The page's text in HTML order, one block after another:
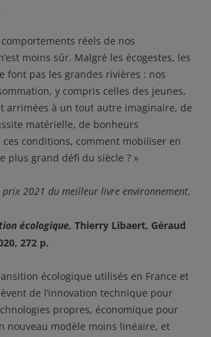
réels de nos
moins sûr. Malgré les écogestes, les
font pas les grandes rivières : nos
y compris celles des jeunes,
arrimées à un tout autre imaginaire, de
matérielle, de bonheurs
conditions, comment mobiliser en
plus grand défi du siècle ? »
prix 2021 du meilleur livre environnement.
écologique, Thierry Libaert, Géraud
272 p.
écologique utilisés en France et
de l’innovation technique pour
propres, économique pour
nouveau modèle moins linéaire, et